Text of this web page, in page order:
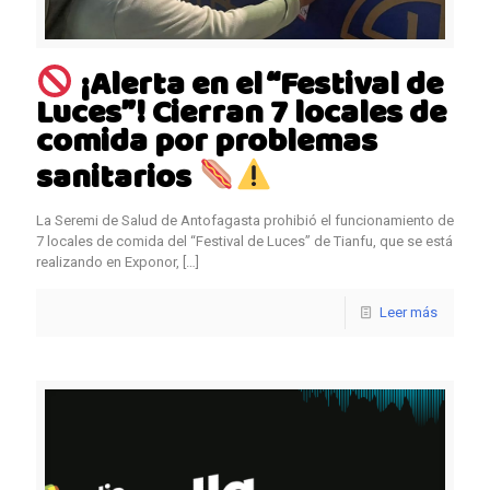
¡Alerta en el “Festival de
Luces”! Cierran 7 locales de
comida por problemas
sanitarios
La Seremi de Salud de Antofagasta prohibió el funcionamiento de
7 locales de comida del “Festival de Luces” de Tianfu, que se está
realizando en Exponor,
Leer más